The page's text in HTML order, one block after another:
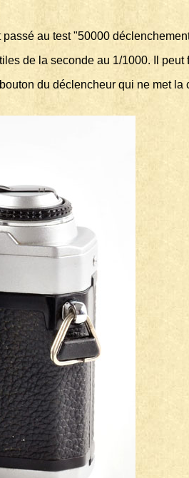
au test "50000
de la seconde au 1/1000. Il
du déclencheur qui ne met